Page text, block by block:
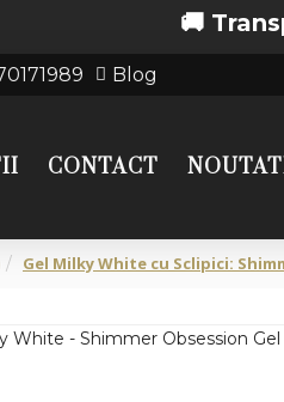
🚚 Transport
Blog
CONTACT
Gel Milky White cu Sclipici: